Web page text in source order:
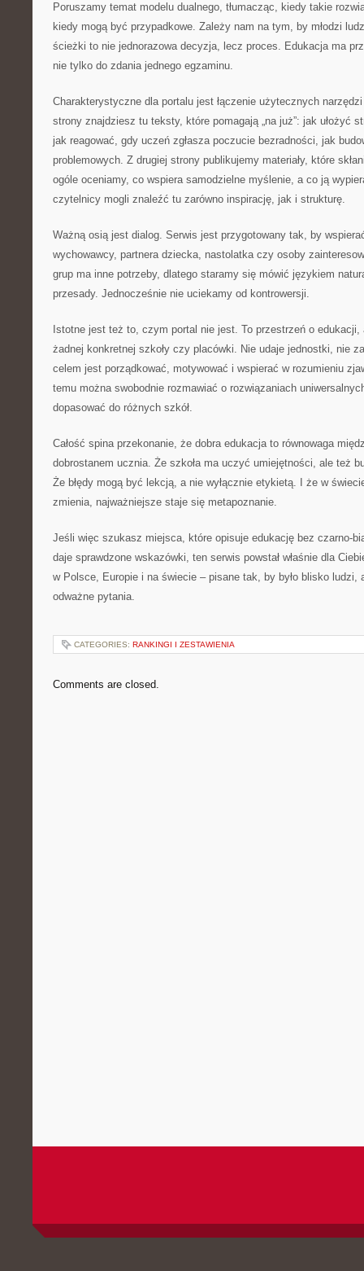
Poruszamy temat modelu dualnego, tłumacząc, kiedy takie
kiedy mogą być przypadkowe. Zależy nam na tym, by młodzi
ścieżki to nie jednorazowa decyzja, lecz proces. Edukacja ma
nie tylko do zdania jednego egzaminu.
Charakterystyczne dla portalu jest łączenie użytecznych
strony znajdziesz tu teksty, które pomagają „na już”: jak ułożyć
jak reagować, gdy uczeń zgłasza poczucie bezradności, jak
problemowych. Z drugiej strony publikujemy materiały, które
ogóle oceniamy, co wspiera samodzielne myślenie, a co ją
czytelnicy mogli znaleźć tu zarówno inspirację, jak i strukturę.
Ważną osią jest dialog. Serwis jest przygotowany tak, by
wychowawcy, partnera dziecka, nastolatka czy osoby
grup ma inne potrzeby, dlatego staramy się mówić językiem
przesady. Jednocześnie nie uciekamy od kontrowersji.
Istotne jest też to, czym portal nie jest. To przestrzeń o edukacji,
żadnej konkretnej szkoły czy placówki. Nie udaje jednostki, nie
celem jest porządkować, motywować i wspierać w rozumieniu
temu można swobodnie rozmawiać o rozwiązaniach
dopasować do różnych szkół.
Całość spina przekonanie, że dobra edukacja to równowaga
dobrostanem ucznia. Że szkoła ma uczyć umiejętności, ale też
Że błędy mogą być lekcją, a nie wyłącznie etykietą. I że w
zmienia, najważniejsze staje się metapoznanie.
Jeśli więc szukasz miejsca, które opisuje edukację bez czarno-
daje sprawdzone wskazówki, ten serwis powstał właśnie dla
w Polsce, Europie i na świecie – pisane tak, by było blisko ludzi,
odważne pytania.
CATEGORIES: RANKINGI I ZESTAWIENIA
Comments are closed.